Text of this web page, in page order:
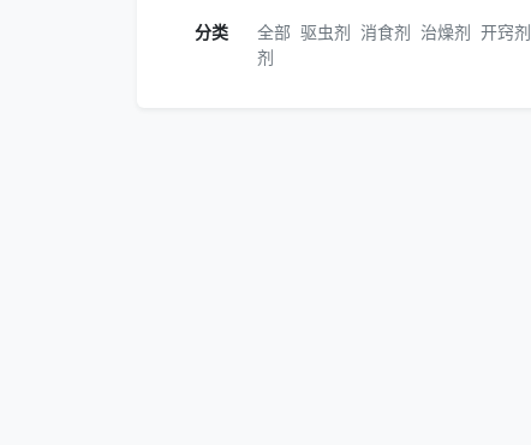
分类
全部 驱虫剂 消食剂 治燥剂 开窍剂
剂